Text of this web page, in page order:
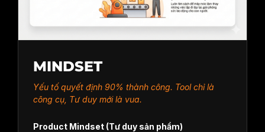
MINDSET
Yếu tố quyết định 90% thành công. Tool chỉ là
công cụ, Tư duy mới là vua.
Product Mindset (Tư duy sản phẩm)